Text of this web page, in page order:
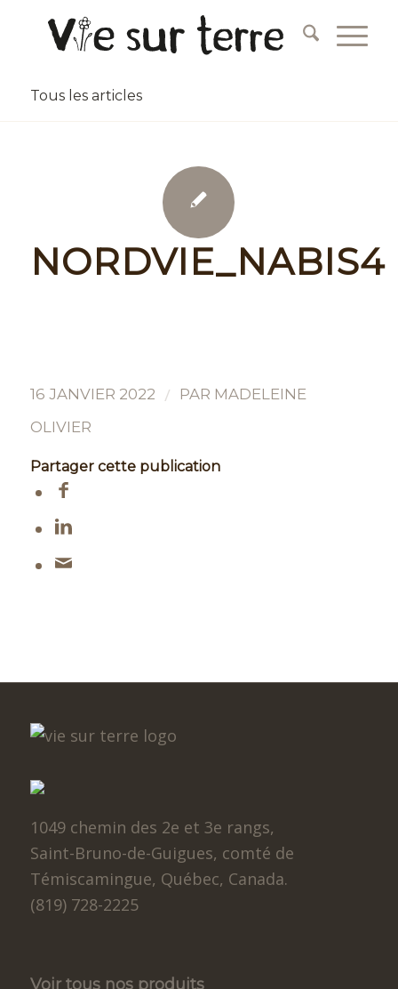
Tous les articles
NORDVIE_NABIS4
16 JANVIER 2022 / PAR MADELEINE
OLIVIER
Partager cette publication
1049 chemin des 2e et 3e rangs,
Saint-Bruno-de-Guigues, comté de
Témiscamingue, Québec, Canada.
(819) 728-2225
Voir tous nos produits